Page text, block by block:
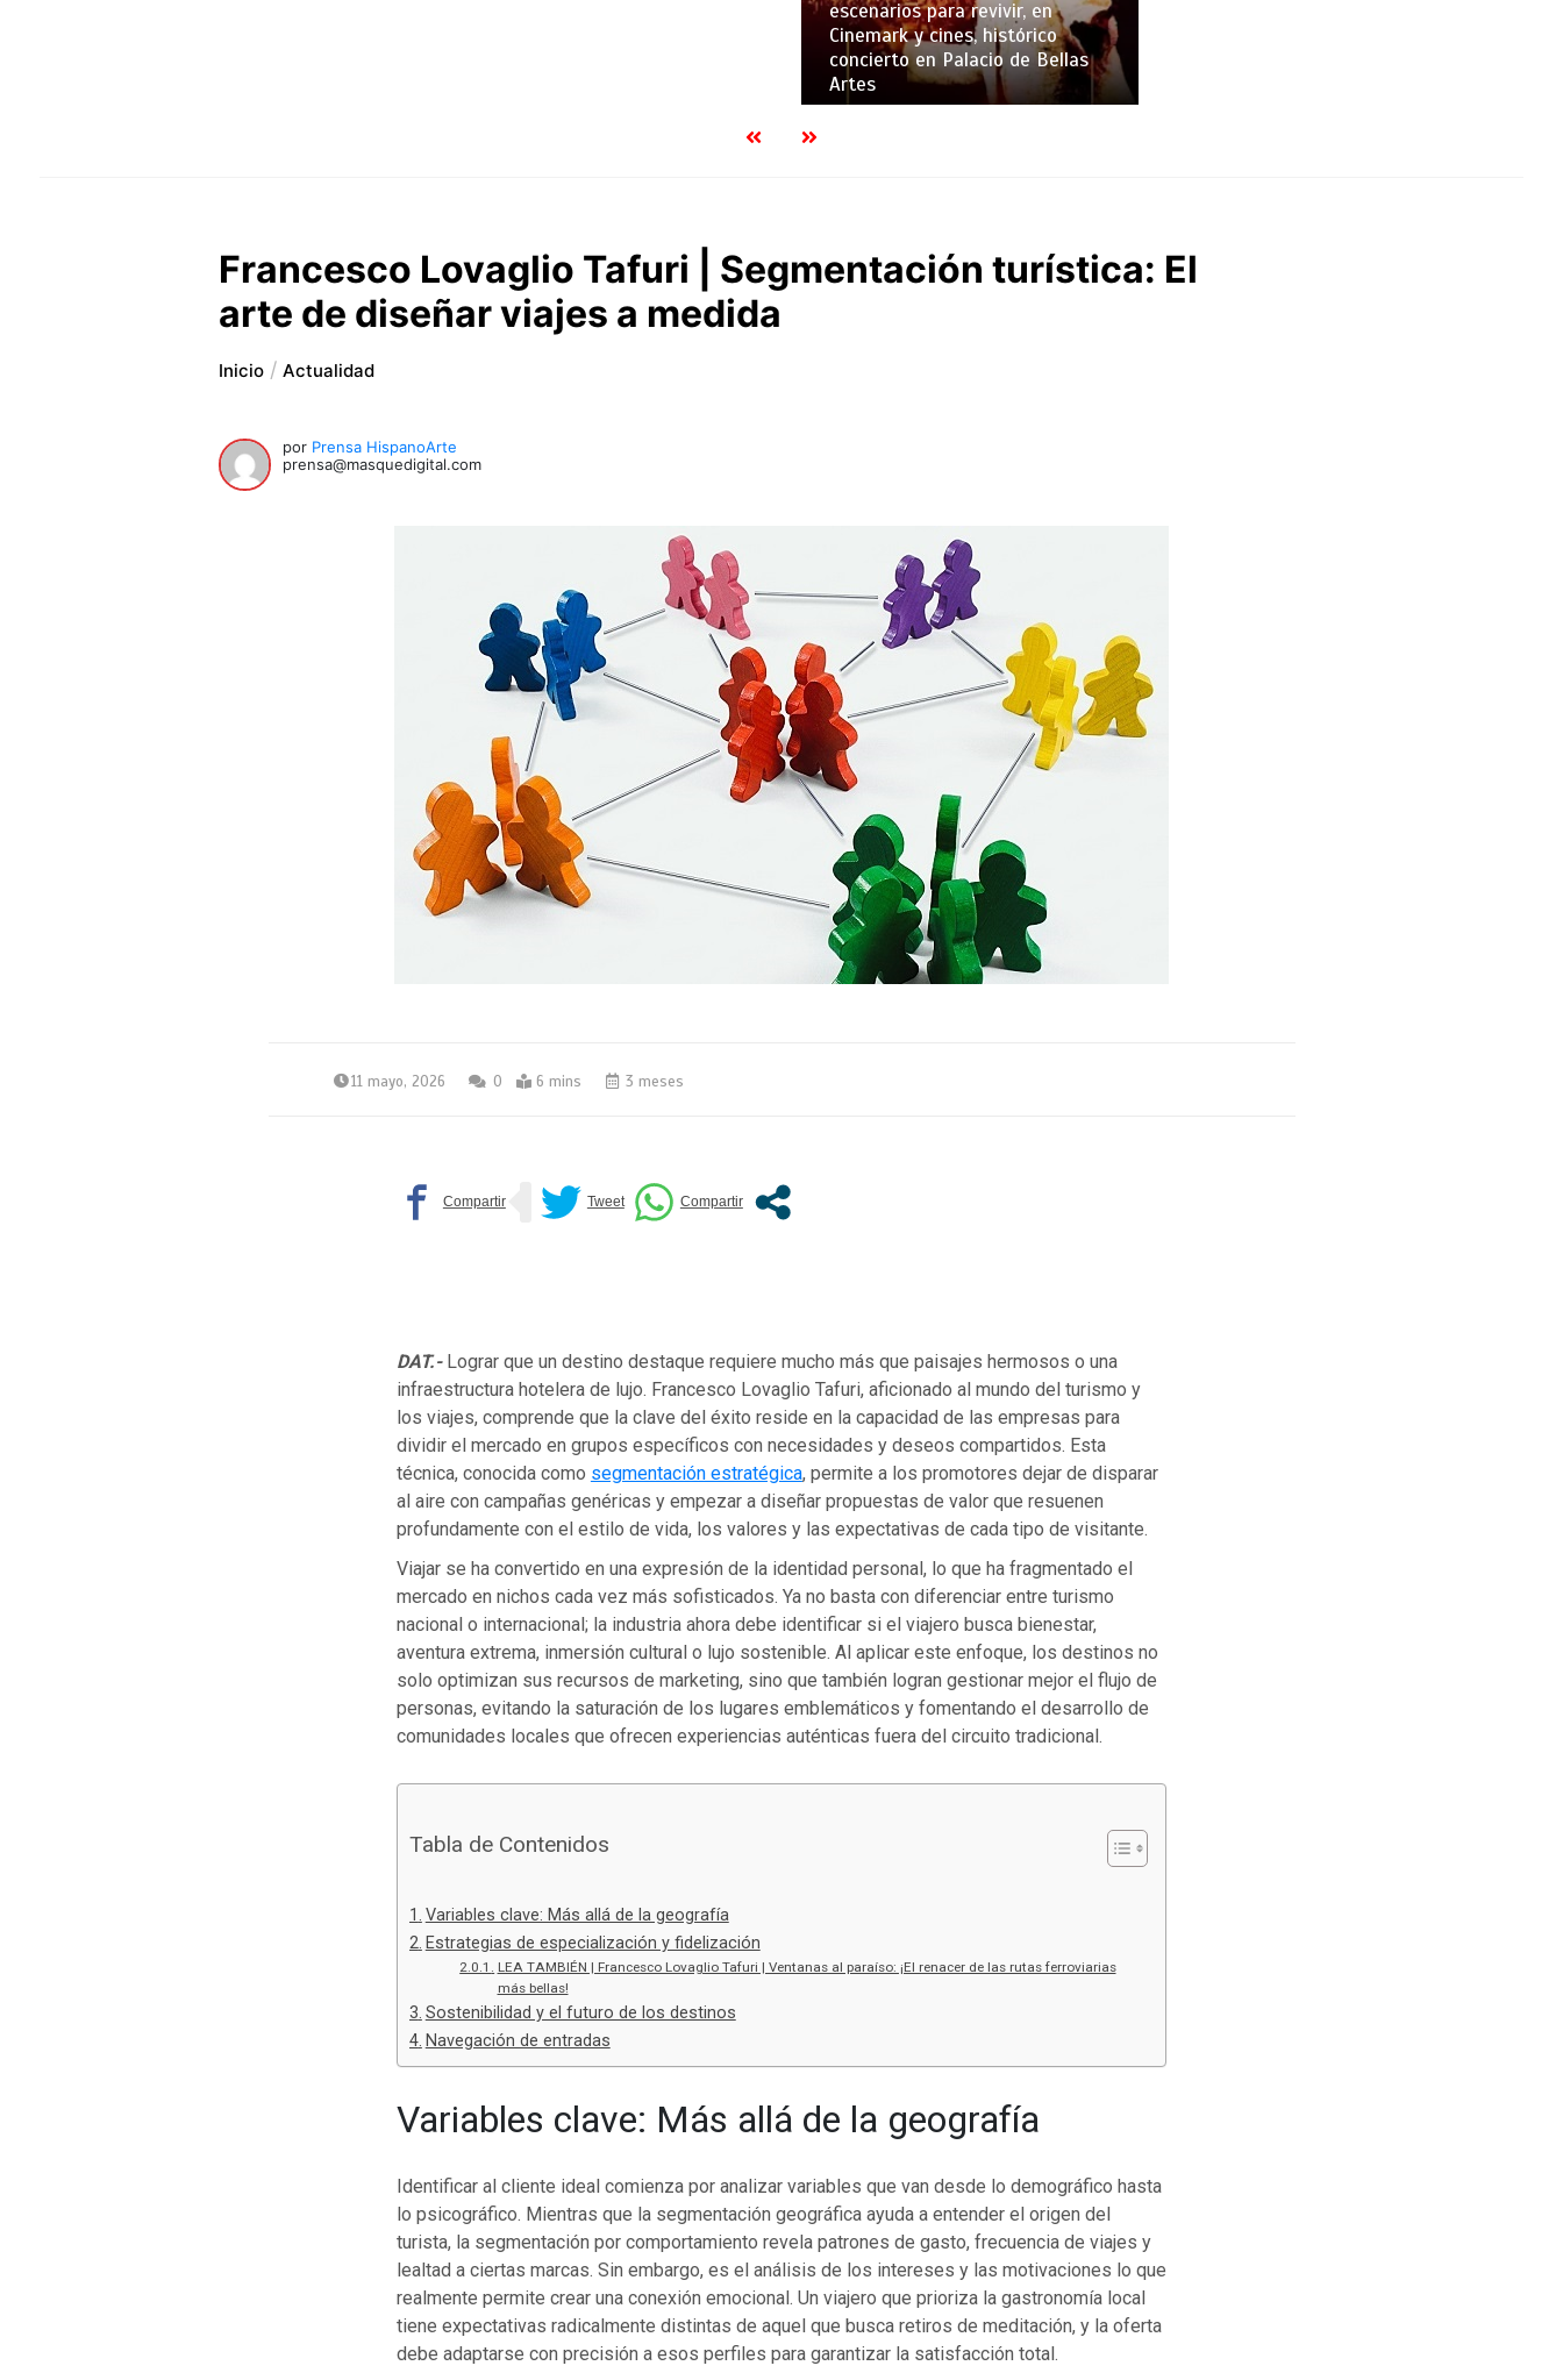
escenarios para revivir, en
Cinemark y cines, histórico
concierto en Palacio de Bellas
Artes
Francesco Lovaglio Tafuri | Segmentación turística: El
arte de diseñar viajes a medida
Inicio Actualidad
por Prensa HispanoArte
prensa@masquedigital.com
11 mayo, 2026 0 6 mins 3 meses
DAT.-Lograr que un destino destaque requiere mucho más que paisajes hermosos o una
infraestructura hotelera de lujo. Francesco Lovaglio Tafuri, aficionado al mundo del turismo y
los viajes, comprende que la clave del éxito reside en la capacidad de las empresas para
dividir el mercado en grupos específicos con necesidades y deseos compartidos. Esta
técnica, conocida como segmentación estratégica, permite a los promotores dejar de disparar
al aire con campañas genéricas y empezar a diseñar propuestas de valor que resuenen
profundamente con el estilo de vida, los valores y las expectativas de cada tipo de visitante.
Viajar se ha convertido en una expresión de la identidad personal, lo que ha fragmentado el
mercado en nichos cada vez más sofisticados. Ya no basta con diferenciar entre turismo
nacional o internacional; la industria ahora debe identificar si el viajero busca bienestar,
aventura extrema, inmersión cultural o lujo sostenible. Al aplicar este enfoque, los destinos no
solo optimizan sus recursos de marketing, sino que también logran gestionar mejor el flujo de
personas, evitando la saturación de los lugares emblemáticos y fomentando el desarrollo de
comunidades locales que ofrecen experiencias auténticas fuera del circuito tradicional.
Tabla de Contenidos
Variables clave: Más allá de la geografía
Estrategias de especialización y fidelización
LEA TAMBIÉN | Francesco Lovaglio Tafuri | Ventanas al paraíso: ¡El renacer de las rutas ferroviarias
más bellas!
Sostenibilidad y el futuro de los destinos
Navegación de entradas
Variables clave: Más allá de la geografía
Identificar al cliente ideal comienza por analizar variables que van desde lo demográfico hasta
lo psicográfico. Mientras que la segmentación geográfica ayuda a entender el origen del
turista, la segmentación por comportamiento revela patrones de gasto, frecuencia de viajes y
lealtad a ciertas marcas. Sin embargo, es el análisis de los intereses y las motivaciones lo que
realmente permite crear una conexión emocional. Un viajero que prioriza la gastronomía local
tiene expectativas radicalmente distintas de aquel que busca retiros de meditación, y la oferta
debe adaptarse con precisión a esos perfiles para garantizar la satisfacción total.